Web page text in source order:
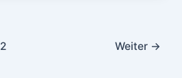
2 Weiter →